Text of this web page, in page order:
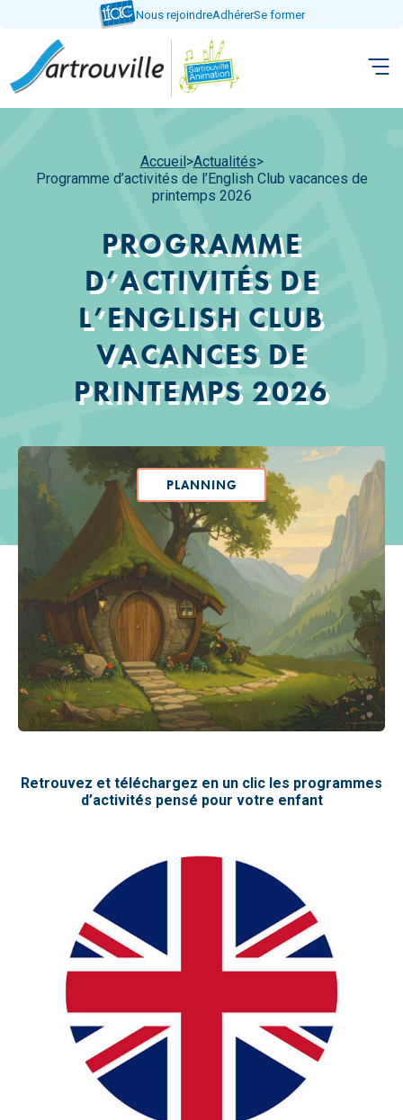
contenu
Nous rejoindreAdhérerSe former
Accueil>Actualités>
Programme d’activités de l’English Club vacances de
printemps 2026
PROGRAMME
D’ACTIVITÉS DE
L’ENGLISH CLUB
VACANCES DE
PRINTEMPS 2026
PLANNING
Retrouvez et téléchargez en un clic les programmes
d’activités pensé pour votre enfant